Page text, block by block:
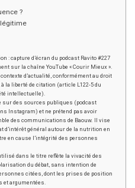
?
: capture d’écran du podcast Ravito #227
sur la chaîne YouTube « Courir Mieux ».
d’actualité, conformément au droit
la liberté de citation (article L122-5 du
intellectuelle).
sur des sources publiques (podcast
Instagram) et ne prétend pas avoir
des communications de Baouw. Il vise
d’intérêt général autour de la nutrition en
en cause l’intégrité des personnes
dans le titre reflète la vivacité des
du débat, sans intention de
citées, dont les prises de position
et argumentées.